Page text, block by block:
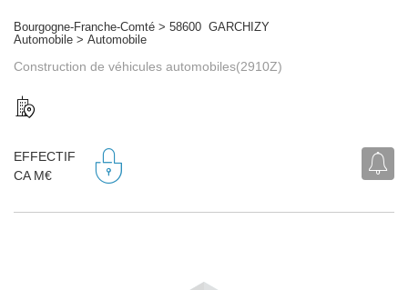
Bourgogne-Franche-Comté > 58600 GARCHIZY
Automobile > Automobile
Construction de véhicules automobiles(2910Z)
EFFECTIF
CA M€